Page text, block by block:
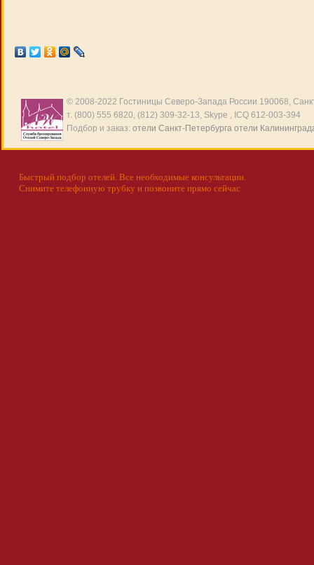
© 2008-2022 Гостиницы Северо-Запада России 190068,
т. (800) 555 6820, (812) 309-32-13, Skype , ICQ 612-003-394
Подбор и заказ: отели Санкт-Петербурга отели
Быстрый подбор отелей. Все необходимые консультации.
Снимите телефонную трубку и позвоните прямо сейчас